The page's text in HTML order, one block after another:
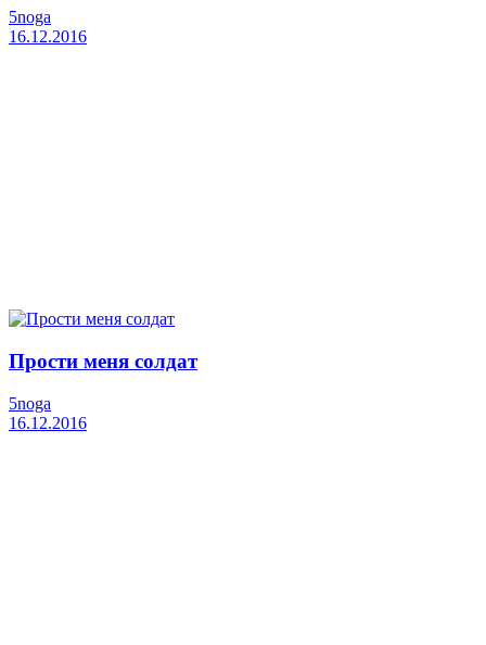
5noga
16.12.2016
Прости меня солдат
5noga
16.12.2016